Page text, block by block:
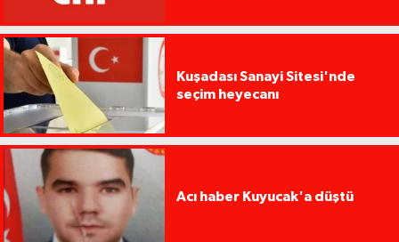
Kuşadası Sanayi Sitesi'nde
seçim heyecanı
Acı haber Kuyucak'a düştü